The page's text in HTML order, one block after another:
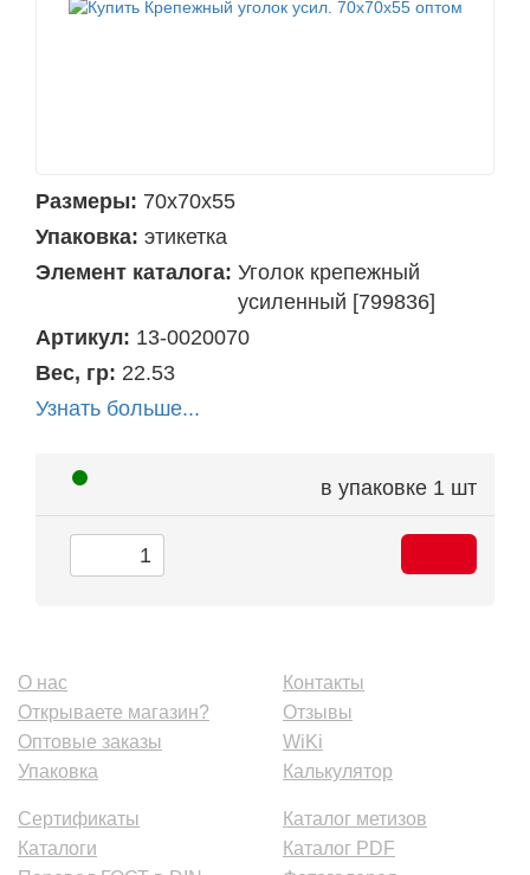
Размеры: 70х70х55
Упаковка: этикетка
Элемент каталога: Уголок крепежный
усиленный [799836]
Артикул: 13-0020070
Вес, гр: 22.53
Узнать больше...
в упаковке 1 шт
О нас
Открываете магазин?
Оптовые заказы
Упаковка
Контакты
Отзывы
WiKi
Калькулятор
Сертификаты
Каталоги
Каталог метизов
Каталог PDF